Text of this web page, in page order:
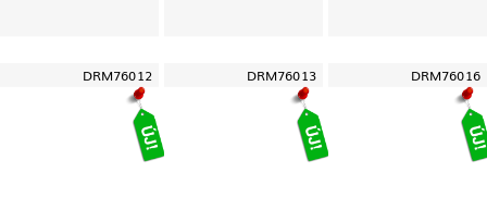
DRM76012 DRM76013 DRM76016